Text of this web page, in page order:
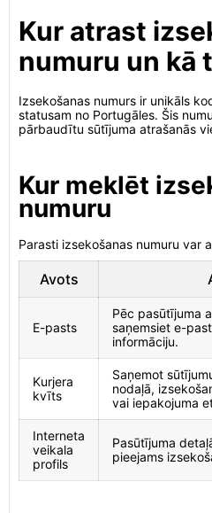
Kur atrast
numuru un kā
Izsekošanas numurs ir unikāls
statusam no Portugāles. Šis
pārbaudītu sūtījuma atrašanās
Kur meklēt
numuru
Parasti izsekošanas numuru var
Avots
E-pasts
Pēc pasūtījuma
saņemsiet e-
informāciju.
Kurjera
kvīts
Saņemot
nodaļā,
vai iepakojuma
Interneta
veikala
profils
Pasūtījuma
pieejams